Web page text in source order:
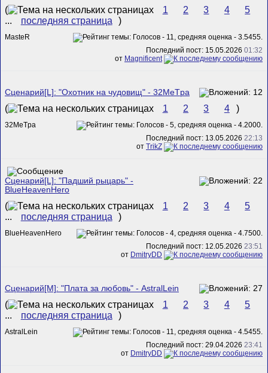
( 1 2 3 4
5
...
последняя страница )
MasteR
Последний пост: 15.05.2026 01:32
от Magnificent
Сценарий[L]: "Охотник на чудовищ" - 32MeTpa
( 1 2 3 4 )
32MeTpa
Последний пост: 13.05.2026 22:13
от TrikZ
Сценарий[L]: "Падший рыцарь" -
BlueHeavenHero
( 1 2 3 4
5
...
последняя страница )
BlueHeavenHero
Последний пост: 12.05.2026 23:51
от DmitryDD
Сценарий[M]: "Плата за любовь" - AstralLein
( 1 2 3 4
5
...
последняя страница )
AstralLein
Последний пост: 29.04.2026 23:41
от DmitryDD